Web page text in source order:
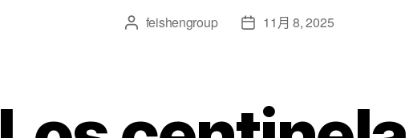
feishengroup 11月 8, 2025